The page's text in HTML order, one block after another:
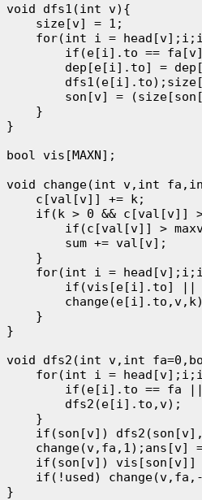
void dfs1(int v){
    size[v] = 1;
for(int i =
if(e[i].to ==
dep[e[i].to] =
son[v] =
    }
}
bool vis[MAXN];
void change(int v,int
    c[val[v]] += k;
if(k > 0 && c[val[v]]
if(c[val[v]] >
        sum += val[v];
    }
for(int i =
if(vis[e[i].to]
    }
}
void dfs2(int v,int
for(int i =
if(e[i].to == fa
        dfs2(e[i].to,v);
    }
if(son[v])
change(v,fa,1);ans[v]
if(son[v]) vis[son[v]]
if(!used)
}